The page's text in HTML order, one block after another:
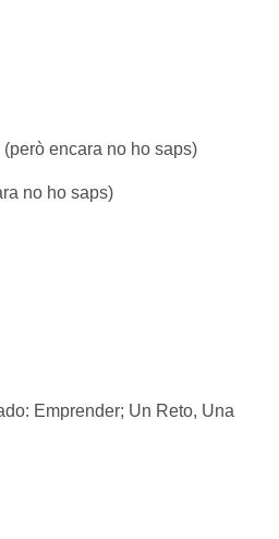
encara no ho saps)
no ho saps)
Emprender; Un Reto, Una